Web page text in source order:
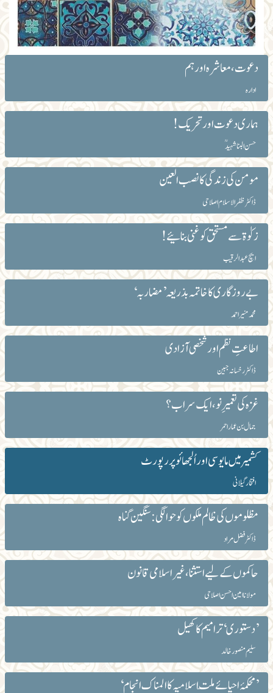
دعوت، معاشرہ اور ہم
ادارہ
ہماری دعوت اور تحریک!
حسن البنا شہیدؒ
مومن کی زندگی کا نصب العین
ڈاکٹر ظفرالاسلام اصلاحی
زکوٰۃ سے مستحق کو غنی بنائیے!
ایچ عبدالرقیب
بے روزگاری کا خاتمہ بذریعہ ’مضاربہ‘
محمد منیر احمد
اطاعتِ نظم اور شخصی آزادی
ڈاکٹر رخسانہ جبین
غزہ کی تعمیرِ نو، ایک سراب؟
جمال بن عمار احمر
کشمیر میں مایوسی اور اُلجھائو پر رپورٹ
افتخار گیلانی
مظلوموں کی ظالم ملکوں کو حوالگی: سنگین گناہ
ڈاکٹر فضل مراد
حاکموں کے لیے استثنا ، غیراسلامی قانون
مولانا امین احسن اصلاحی
’دستوری‘ ترامیم کا کھیل
سلیم منصور خالد
’محکمۂ احیائے ملّت اسلامیہ کا المناک انجام‘